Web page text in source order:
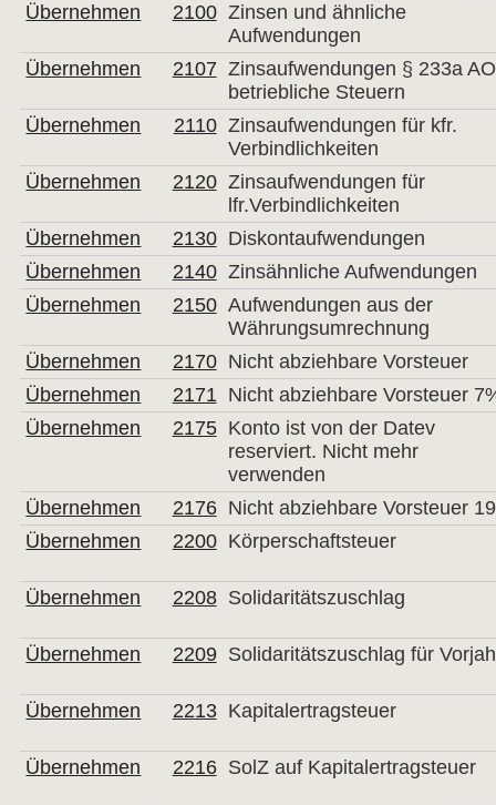
Übernehmen
2100 Zinsen und ähnliche
Aufwendungen
Übernehmen
2107 Zinsaufwendungen § 233a AO
betriebliche Steuern
Übernehmen
2110 Zinsaufwendungen für kfr.
Verbindlichkeiten
Übernehmen
2120 Zinsaufwendungen für
lfr.Verbindlichkeiten
Übernehmen
2130 Diskontaufwendungen
Übernehmen
2140 Zinsähnliche Aufwendungen
Übernehmen
2150 Aufwendungen aus der
Währungsumrechnung
Übernehmen
2170 Nicht abziehbare Vorsteuer
Übernehmen
2171 Nicht abziehbare Vorsteuer
Übernehmen
2175 Konto ist von der Datev
reserviert. Nicht mehr
verwenden
Übernehmen
2176 Nicht abziehbare Vorsteuer
Übernehmen
2200 Körperschaftsteuer
Übernehmen 2208 Solidaritätszuschlag
Übernehmen 2209 Solidaritätszuschlag für
Übernehmen 2213 Kapitalertragsteuer
Übernehmen 2216 SolZ auf Kapitalertragsteuer